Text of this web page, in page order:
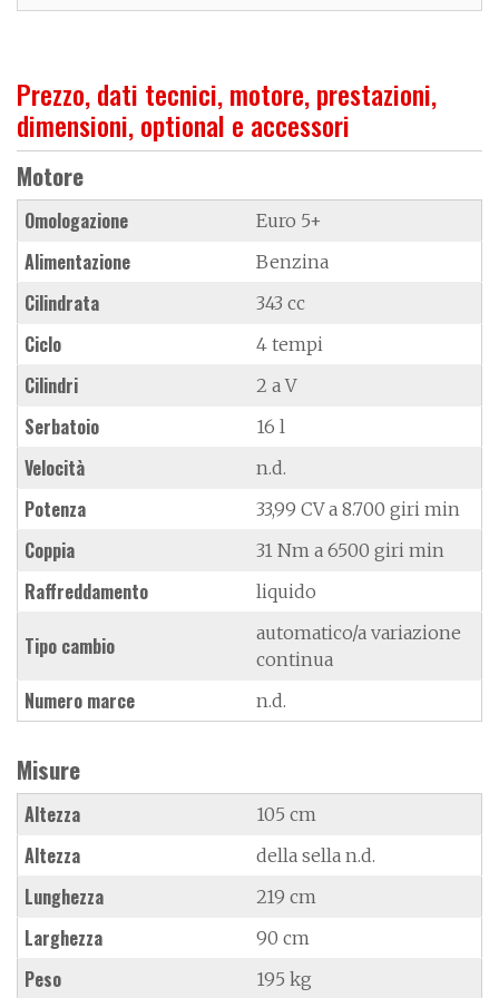
Prezzo, dati tecnici, motore, prestazioni,
dimensioni, optional e accessori
Motore
Omologazione Euro 5+
Alimentazione Benzina
Cilindrata 343 cc
Ciclo 4 tempi
Cilindri 2 a V
Serbatoio 16 l
Velocità n.d.
Potenza 33,99 CV a 8.700 giri min
Coppia 31 Nm a 6500 giri min
Raffreddamento liquido
Tipo cambio
automatico/a variazione
continua
Numero marce n.d.
Misure
Altezza 105 cm
Altezza della sella n.d.
Lunghezza 219 cm
Larghezza 90 cm
Peso 195 kg